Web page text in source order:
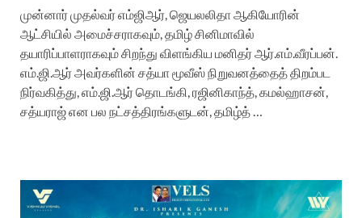
முன்னார் முதல்வர் எம்ஜிஆர், ஜெயலலிதா ஆகியோரின்
ஆட்சியில் அமைச்சராகவும், தமிழ் சினிமாவில்
தயாரிப்பாளராகவும் சிறந்து விளங்கிய மனிதர் ஆர்.எம்.வீரப்பன்.
எம்.ஜி.ஆர் அவர்களின் சத்யா மூவீஸ் நிறுவனத்தைத் திறம்பட
நிர்வகித்து, எம்.ஜி.ஆர் தொடங்கி, ரஜினிகாந்த், கமல்ஹாசன்,
சத்யராஜ் என பல நட்சத்திரங்களுடன், தமிழ்த் …